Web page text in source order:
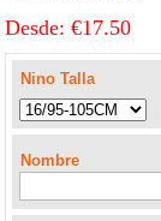
Desde: €17.50
Nino Talla
Nombre